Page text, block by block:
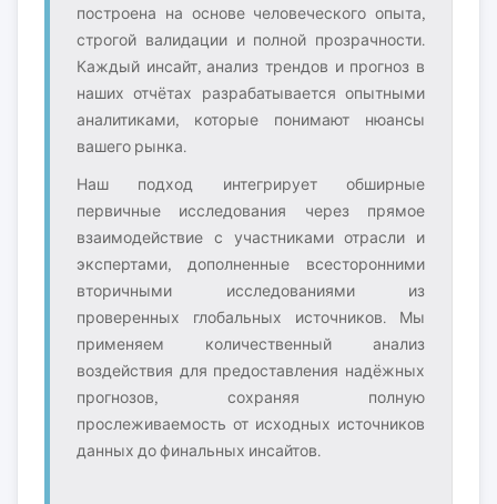
построена на основе человеческого опыта,
строгой валидации и полной прозрачности.
Каждый инсайт, анализ трендов и прогноз в
наших отчётах разрабатывается опытными
аналитиками, которые понимают нюансы
вашего рынка.
Наш подход интегрирует обширные
первичные исследования через прямое
взаимодействие с участниками отрасли и
экспертами, дополненные всесторонними
вторичными исследованиями из
проверенных глобальных источников. Мы
применяем количественный анализ
воздействия для предоставления надёжных
прогнозов, сохраняя полную
прослеживаемость от исходных источников
данных до финальных инсайтов.